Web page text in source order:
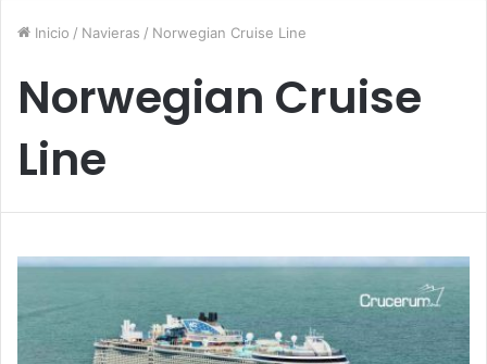
Inicio / Navieras / Norwegian Cruise Line
Norwegian Cruise
Line